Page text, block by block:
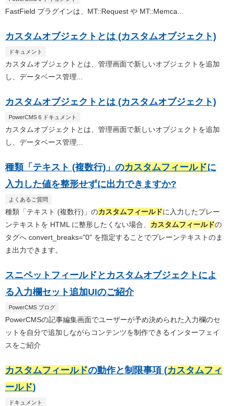
FastField プラグインは、MT::Request や MT::Memca...
カスタムオブジェクトとは (カスタムオブジェクト)
ドキュメント
カスタムオブジェクトとは、管理画面で新しいオブジェクトを追加
し、データベース管理...
カスタムオブジェクトとは (カスタムオブジェクト)
PowerCMS 6 ドキュメント
カスタムオブジェクトとは、管理画面で新しいオブジェクトを追加
し、データベース管理...
種類「テキスト (複数行)」のカスタムフィールドに
入力した値を整形せずに出力できますか?
よくあるご質問
種類「テキスト (複数行)」のカスタムフィールドに入力したプレー
ンテキストを HTML に整形したくない場合、 カスタムフィールドの
タグへ convert_breaks="0" を指定することでプレーンテキストのま
ま出力できます。
スニペットフィールドとカスタムオブジェクトによ
る入力欄セット追加UIのご紹介
PowerCMS ブログ
PowerCMSの記事編集画面でユーザーが予め決められた入力欄のセ
ットを自分で追加しながらコンテンツを制作できるインターフェイ
スをご紹介
カスタムフィールドの動作と制限事項 (カスタムフィ
ールド)
ドキュメント